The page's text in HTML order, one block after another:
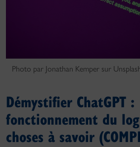
Photo par Jonathan Kemper sur
Démystifier ChatGPT :
fonctionnement du
choses à savoir